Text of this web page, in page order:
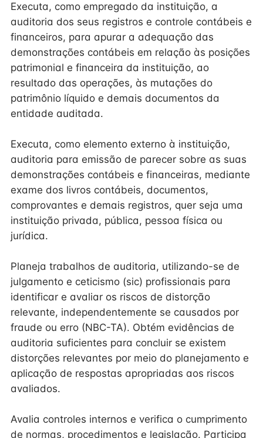
Executa, como empregado da instituição, a
auditoria dos seus registros e controle contábeis e
financeiros, para apurar a adequação das
demonstrações contábeis em relação às posições
patrimonial e financeira da instituição, ao
resultado das operações, às mutações do
patrimônio líquido e demais documentos da
entidade auditada.
Executa, como elemento externo à instituição,
auditoria para emissão de parecer sobre as suas
demonstrações contábeis e financeiras, mediante
exame dos livros contábeis, documentos,
comprovantes e demais registros, quer seja uma
instituição privada, pública, pessoa física ou
jurídica.
Planeja trabalhos de auditoria, utilizando-se de
julgamento e ceticismo (sic) profissionais para
identificar e avaliar os riscos de distorção
relevante, independentemente se causados por
fraude ou erro (NBC-TA). Obtém evidências de
auditoria suficientes para concluir se existem
distorções relevantes por meio do planejamento e
aplicação de respostas apropriadas aos riscos
avaliados.
Avalia controles internos e verifica o cumprimento
de normas, procedimentos e legislação. Participa